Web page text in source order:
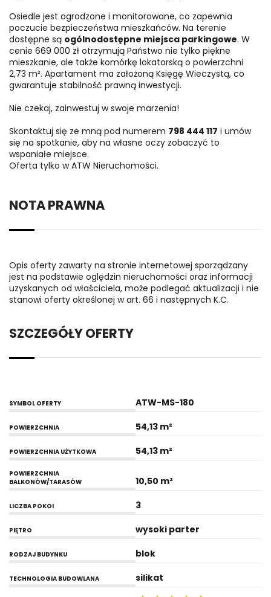
Osiedle jest ogrodzone i monitorowane, co zapewnia
poczucie bezpieczeństwa mieszkańców. Na terenie
dostępne są ogólnodostępne miejsca parkingowe. W
cenie 669 000 zł otrzymują Państwo nie tylko piękne
mieszkanie, ale także komórkę lokatorską o powierzchni
2,73 m². Apartament ma założoną Księgę Wieczystą, co
gwarantuje stabilność prawną inwestycji.
Nie czekaj, zainwestuj w swoje marzenia!
Skontaktuj się ze mną pod numerem 798 444 117 i umów
się na spotkanie, aby na własne oczy zobaczyć to
wspaniałe miejsce.
Oferta tylko w ATW Nieruchomości.
NOTA PRAWNA
Opis oferty zawarty na stronie internetowej sporządzany
jest na podstawie oględzin nieruchomości oraz informacji
uzyskanych od właściciela, może podlegać aktualizacji i nie
stanowi oferty określonej w art. 66 i następnych K.C.
SZCZEGÓŁY OFERTY
SYMBOL OFERTY ATW-MS-180
POWIERZCHNIA 54,13 m²
POWIERZCHNIA UŻYTKOWA 54,13 m²
POWIERZCHNIA
BALKONÓW/TARASÓW
10,50 m²
LICZBA POKOI 3
PIĘTRO wysoki parter
RODZAJ BUDYNKU blok
TECHNOLOGIA BUDOWLANA silikat